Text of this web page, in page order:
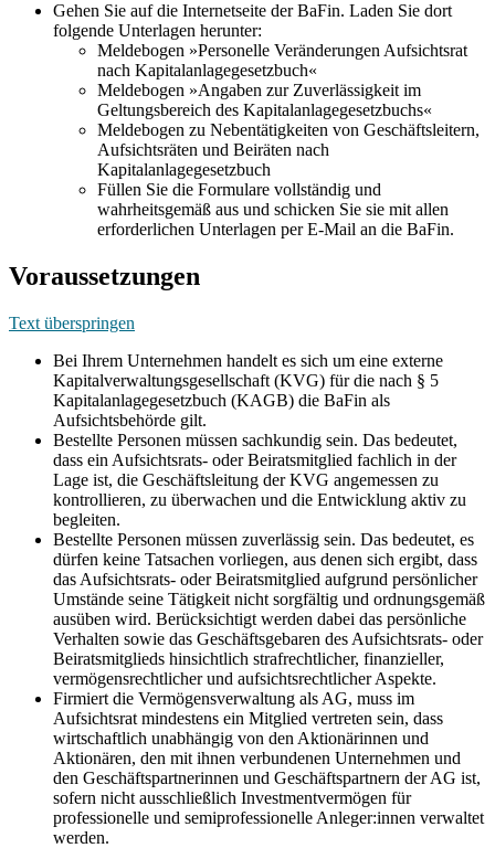
Gehen Sie auf die Internetseite der BaFin. Laden Sie dort
folgende Unterlagen herunter:
Meldebogen »Personelle Veränderungen Aufsichtsrat
nach Kapitalanlagegesetzbuch«
Meldebogen »Angaben zur Zuverlässigkeit im
Geltungsbereich des Kapitalanlagegesetzbuchs«
Meldebogen zu Nebentätigkeiten von Geschäftsleitern,
Aufsichtsräten und Beiräten nach
Kapitalanlagegesetzbuch
Füllen Sie die Formulare vollständig und
wahrheitsgemäß aus und schicken Sie sie mit allen
erforderlichen Unterlagen per E-Mail an die BaFin.
Voraussetzungen
Text überspringen
Bei Ihrem Unternehmen handelt es sich um eine externe
Kapitalverwaltungsgesellschaft (KVG) für die nach § 5
Kapitalanlagegesetzbuch (KAGB) die BaFin als
Aufsichtsbehörde gilt.
Bestellte Personen müssen sachkundig sein. Das bedeutet,
dass ein Aufsichtsrats- oder Beiratsmitglied fachlich in der
Lage ist, die Geschäftsleitung der KVG angemessen zu
kontrollieren, zu überwachen und die Entwicklung aktiv zu
begleiten.
Bestellte Personen müssen zuverlässig sein. Das bedeutet, es
dürfen keine Tatsachen vorliegen, aus denen sich ergibt, dass
das Aufsichtsrats- oder Beiratsmitglied aufgrund persönlicher
Umstände seine Tätigkeit nicht sorgfältig und ordnungsgemäß
ausüben wird. Berücksichtigt werden dabei das persönliche
Verhalten sowie das Geschäftsgebaren des Aufsichtsrats- oder
Beiratsmitglieds hinsichtlich strafrechtlicher, finanzieller,
vermögensrechtlicher und aufsichtsrechtlicher Aspekte.
Firmiert die Vermögensverwaltung als AG, muss im
Aufsichtsrat mindestens ein Mitglied vertreten sein, dass
wirtschaftlich unabhängig von den Aktionärinnen und
Aktionären, den mit ihnen verbundenen Unternehmen und
den Geschäftspartnerinnen und Geschäftspartnern der AG ist,
sofern nicht ausschließlich Investmentvermögen für
professionelle und semiprofessionelle Anleger:innen verwaltet
werden.